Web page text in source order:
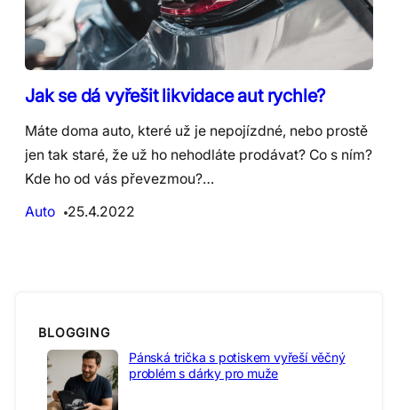
Jak se dá vyřešit likvidace aut rychle?
Máte doma auto, které už je nepojízdné, nebo prostě
jen tak staré, že už ho nehodláte prodávat? Co s ním?
Kde ho od vás převezmou?…
Auto
25.4.2022
BLOGGING
Pánská trička s potiskem vyřeší věčný
problém s dárky pro muže